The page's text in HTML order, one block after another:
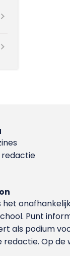
redactie
het
Punt
als podium
redactie. Op de